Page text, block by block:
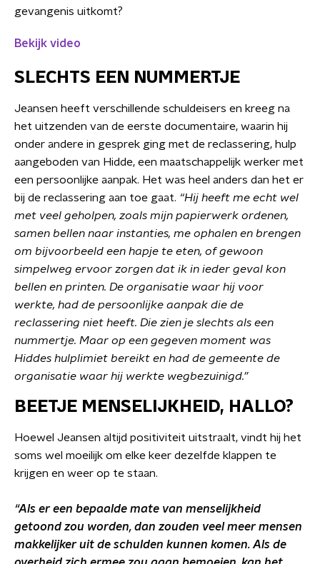
gevangenis uitkomt?
Bekijk video
SLECHTS EEN NUMMERTJE
Jeansen heeft verschillende schuldeisers en kreeg na
het uitzenden van de eerste documentaire, waarin hij
onder andere in gesprek ging met de reclassering, hulp
aangeboden van Hidde, een maatschappelijk werker met
een persoonlijke aanpak. Het was heel anders dan het er
bij de reclassering aan toe gaat. “Hij heeft me echt wel
met veel geholpen, zoals mijn papierwerk ordenen,
samen bellen naar instanties, me ophalen en brengen
om bijvoorbeeld een hapje te eten, of gewoon
simpelweg ervoor zorgen dat ik in ieder geval kon
bellen en printen. De organisatie waar hij voor
werkte, had de persoonlijke aanpak die de
reclassering niet heeft. Die zien je slechts als een
nummertje. Maar op een gegeven moment was
Hiddes hulplimiet bereikt en had de gemeente de
organisatie waar hij werkte wegbezuinigd.”
BEETJE MENSELIJKHEID, HALLO?
Hoewel Jeansen altijd positiviteit uitstraalt, vindt hij het
soms wel moeilijk om elke keer dezelfde klappen te
krijgen en weer op te staan.
“Als er een bepaalde mate van menselijkheid
getoond zou worden, dan zouden veel meer mensen
makkelijker uit de schulden kunnen komen. Als de